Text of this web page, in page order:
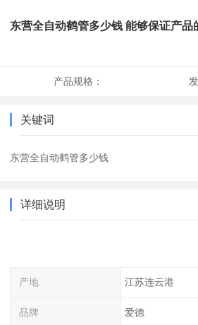
东营全自动鹤管多少钱 能够保证产品
产品规格：
关键词
东营全自动鹤管多少钱
详细说明
产地 江苏连云港
品牌 爱德